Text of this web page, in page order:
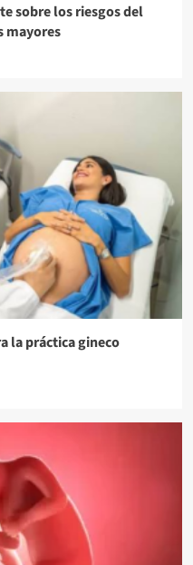
sobre los riesgos del
mayores
la práctica gineco